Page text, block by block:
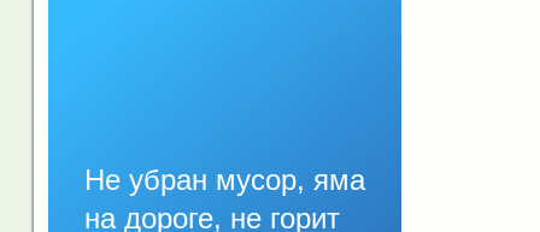
Не убран мусор, яма
на дороге, не горит